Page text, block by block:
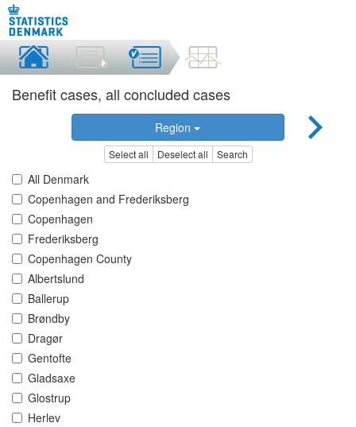
Benefit cases, all concluded cases
Region
Select all Deselect all Search
All Denmark
Copenhagen and Frederiksberg
Copenhagen
Frederiksberg
Copenhagen County
Albertslund
Ballerup
Brøndby
Dragør
Gentofte
Gladsaxe
Glostrup
Herlev